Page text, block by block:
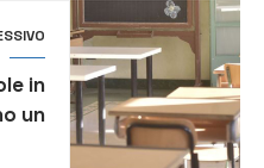
in
un